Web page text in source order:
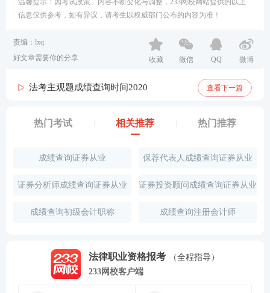
温馨提示：因考试政策、内容不断变化与调整，233网校网站提供的以上
信息仅供参考，如有异议，请考生以权威部门公布的内容为准！
责编：lxq
好文章需要你的分享
收藏 微信 QQ 微博
法考主观题成绩查询时间2020 查看下一篇
热门考试 相关推荐 热门推荐
成绩查询证券从业 保荐代表人成绩查询证券从业
证券分析师成绩查询证券从业 证券投资顾问成绩查询证券从业
成绩查询初级会计职称 成绩查询注册会计师
法律职业资格报考
（全程指导）
233网校客户端